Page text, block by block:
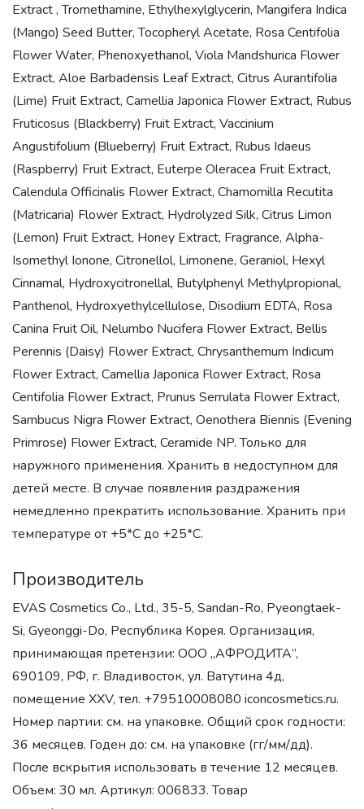
Extract , Tromethamine, Ethylhexylglycerin, Mangifera Indica
(Mango) Seed Butter, Tocopheryl Acetate, Rosa Centifolia
Flower Water, Phenoxyethanol, Viola Mandshurica Flower
Extract, Aloe Barbadensis Leaf Extract, Citrus Aurantifolia
(Lime) Fruit Extract, Camellia Japonica Flower Extract, Rubus
Fruticosus (Blackberry) Fruit Extract, Vaccinium
Angustifolium (Blueberry) Fruit Extract, Rubus Idaeus
(Raspberry) Fruit Extract, Euterpe Oleracea Fruit Extract,
Calendula Officinalis Flower Extract, Chamomilla Recutita
(Matricaria) Flower Extract, Hydrolyzed Silk, Citrus Limon
(Lemon) Fruit Extract, Honey Extract, Fragrance, Alpha-
Isomethyl Ionone, Citronellol, Limonene, Geraniol, Hexyl
Cinnamal, Hydroxycitronellal, Butylphenyl Methylpropional,
Panthenol, Hydroxyethylcellulose, Disodium EDTA, Rosa
Canina Fruit Oil, Nelumbo Nucifera Flower Extract, Bellis
Perennis (Daisy) Flower Extract, Chrysanthemum Indicum
Flower Extract, Camellia Japonica Flower Extract, Rosa
Centifolia Flower Extract, Prunus Serrulata Flower Extract,
Sambucus Nigra Flower Extract, Oenothera Biennis (Evening
Primrose) Flower Extract, Ceramide NP. Только для
наружного применения. Хранить в недоступном для
детей месте. В случае появления раздражения
немедленно прекратить использование. Хранить при
температуре от +5*С до +25*С.
Производитель
EVAS Cosmetics Co., Ltd., 35-5, Sandan-Ro, Pyeongtaek-
Si, Gyeonggi-Do, Республика Корея. Организация,
принимающая претензии: ООО „АФРОДИТА”,
690109, РФ, г. Владивосток, ул. Ватутина 4д,
помещение XXV, тел. +79510008080 iconcosmetics.ru.
Номер партии: см. на упаковке. Общий срок годности:
36 месяцев. Годен до: см. на упаковке (гг/мм/дд).
После вскрытия использовать в течение 12 месяцев.
Объем: 30 мл. Артикул: 006833. Товар